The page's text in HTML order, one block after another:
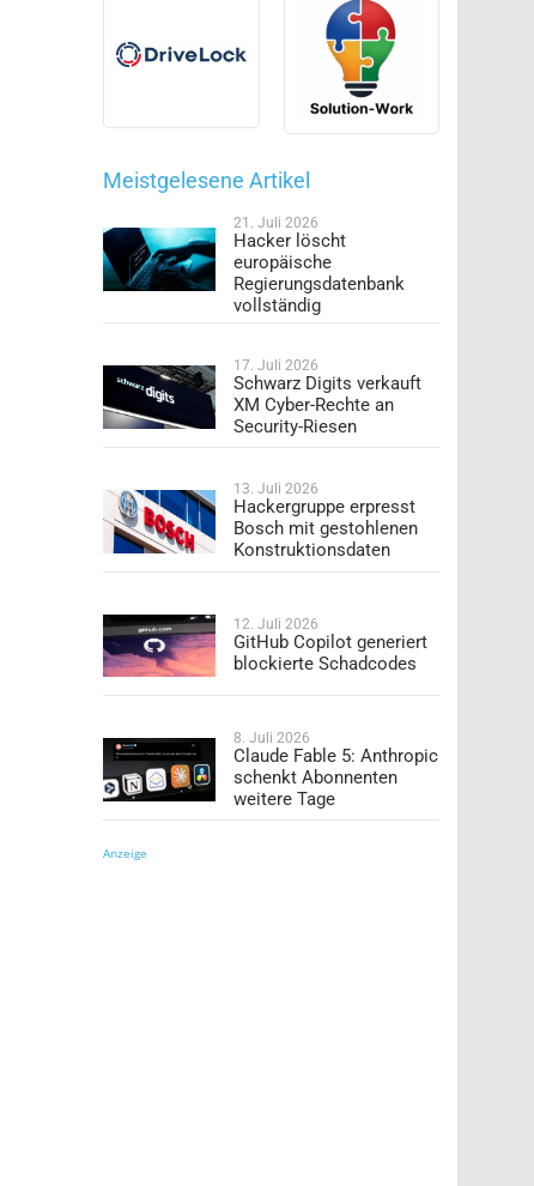
Meistgelesene Artikel
21. Juli 2026
Hacker löscht
europäische
Regierungsdatenbank
vollständig
17. Juli 2026
Schwarz Digits verkauft
XM Cyber-Rechte an
Security-Riesen
13. Juli 2026
Hackergruppe erpresst
Bosch mit gestohlenen
Konstruktionsdaten
12. Juli 2026
GitHub Copilot generiert
blockierte Schadcodes
8. Juli 2026
Claude Fable 5: Anthropic
schenkt Abonnenten
weitere Tage
Anzeige